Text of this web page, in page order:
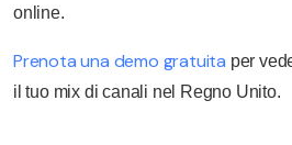
online.
Prenota una demo gratuita per
il tuo mix di canali nel Regno Unito.